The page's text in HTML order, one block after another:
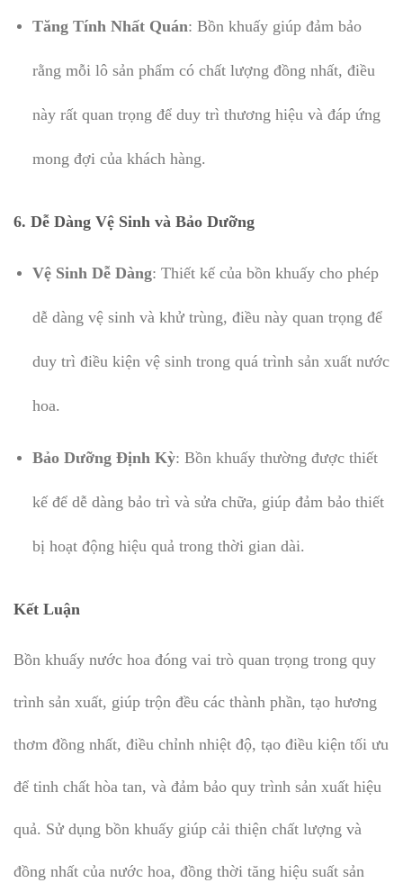
Tăng Tính Nhất Quán: Bồn khuấy giúp đảm bảo
rằng mỗi lô sản phẩm có chất lượng đồng nhất, điều
này rất quan trọng để duy trì thương hiệu và đáp ứng
mong đợi của khách hàng.
6. Dễ Dàng Vệ Sinh và Bảo Dưỡng
Vệ Sinh Dễ Dàng: Thiết kế của bồn khuấy cho phép
dễ dàng vệ sinh và khử trùng, điều này quan trọng để
duy trì điều kiện vệ sinh trong quá trình sản xuất nước
hoa.
Bảo Dưỡng Định Kỳ: Bồn khuấy thường được thiết
kế để dễ dàng bảo trì và sửa chữa, giúp đảm bảo thiết
bị hoạt động hiệu quả trong thời gian dài.
Kết Luận
Bồn khuấy nước hoa đóng vai trò quan trọng trong quy
trình sản xuất, giúp trộn đều các thành phần, tạo hương
thơm đồng nhất, điều chỉnh nhiệt độ, tạo điều kiện tối ưu
để tinh chất hòa tan, và đảm bảo quy trình sản xuất hiệu
quả. Sử dụng bồn khuấy giúp cải thiện chất lượng và
đồng nhất của nước hoa, đồng thời tăng hiệu suất sản